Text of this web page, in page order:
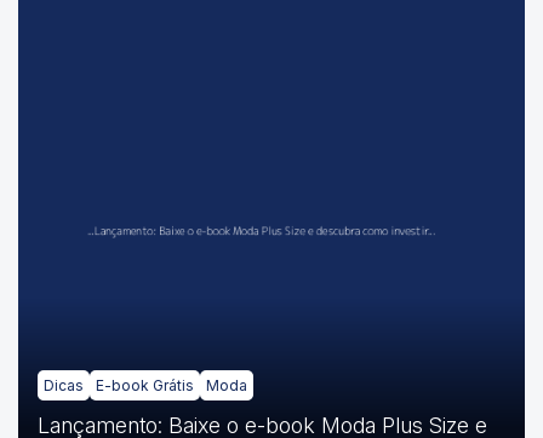
Dicas E-book Grátis Moda
Lançamento: Baixe o e-book Moda Plus Size e